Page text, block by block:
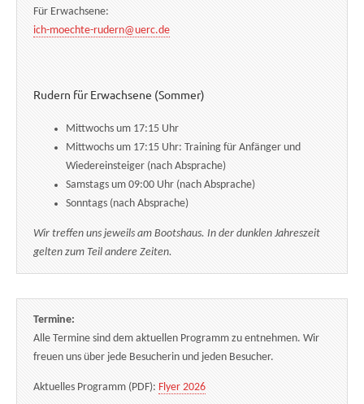
Für Erwachsene:
ich-moechte-rudern@uerc.de
Rudern für Erwachsene (Sommer)
Mittwochs um 17:15 Uhr
Mittwochs um 17:15 Uhr: Training für Anfänger und
Wiedereinsteiger (nach Absprache)
Samstags um 09:00 Uhr (nach Absprache)
Sonntags (nach Absprache)
Wir treffen uns jeweils am Bootshaus. In der dunklen Jahreszeit
gelten zum Teil andere Zeiten.
Termine:
Alle Termine sind dem aktuellen Programm zu entnehmen. Wir
freuen uns über jede Besucherin und jeden Besucher.
Aktuelles Programm (PDF): Flyer 2026